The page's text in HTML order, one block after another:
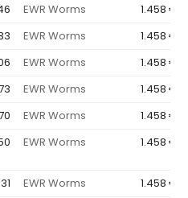
EWR Worms
1.458 €
EWR Worms
1.458 €
EWR Worms
1.458 €
EWR Worms
1.458 €
EWR Worms
1.458 €
EWR Worms 1.458 €
EWR Worms
1.458 €